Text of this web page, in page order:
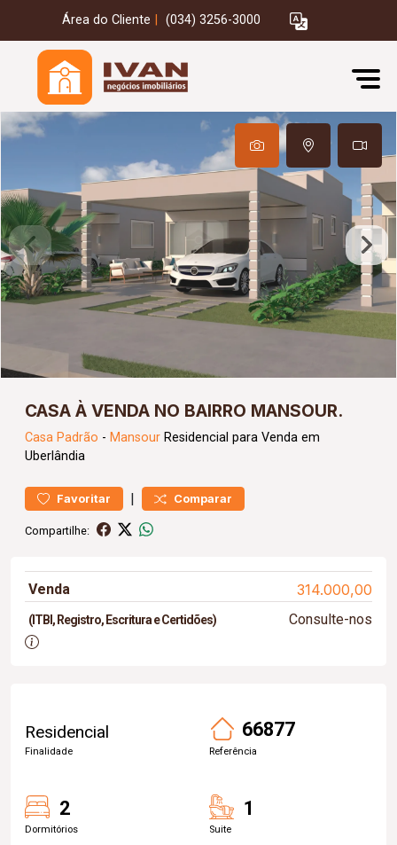
Área do Cliente (034) 3256-3000
CASA À VENDA NO BAIRRO MANSOUR.
Casa Padrão - Mansour Residencial para Venda em
Uberlândia
Favoritar | Comparar
Compartilhe:
Venda 314.000,00
(ITBI, Registro, Escritura e Certidões) Consulte-nos
Residencial
Finalidade
66877
Referência
2
Dormitórios
1
Suite